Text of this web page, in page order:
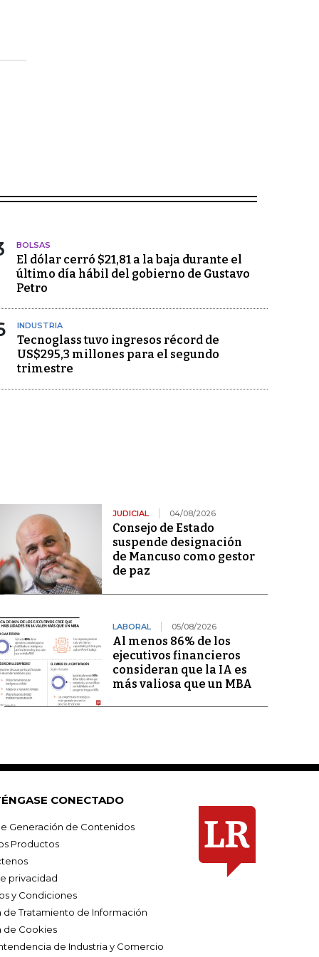
BOLSAS
El dólar cerró $21,81 a la baja durante el
último día hábil del gobierno de Gustavo
Petro
INDUSTRIA
Tecnoglass tuvo ingresos récord de
US$295,3 millones para el segundo
trimestre
JUDICIAL 04/08/2026
Consejo de Estado
suspende designación
de Mancuso como gestor
de paz
LABORAL 05/08/2026
Al menos 86% de los
ejecutivos financieros
consideran que la IA es
más valiosa que un MBA
CONECTADO
Generación de Contenidos
Productos
privacidad
y Condiciones
de Tratamiento de Información
de Cookies
de Industria y Comercio